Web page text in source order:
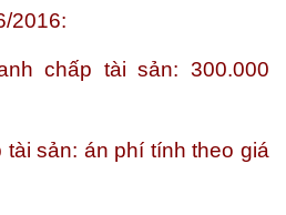
2016:
chấp tài sản: 300.000
sản: án phí tính theo giá